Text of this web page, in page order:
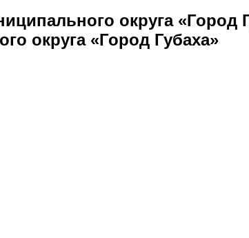
округа «Город
округа «Город Губаха»